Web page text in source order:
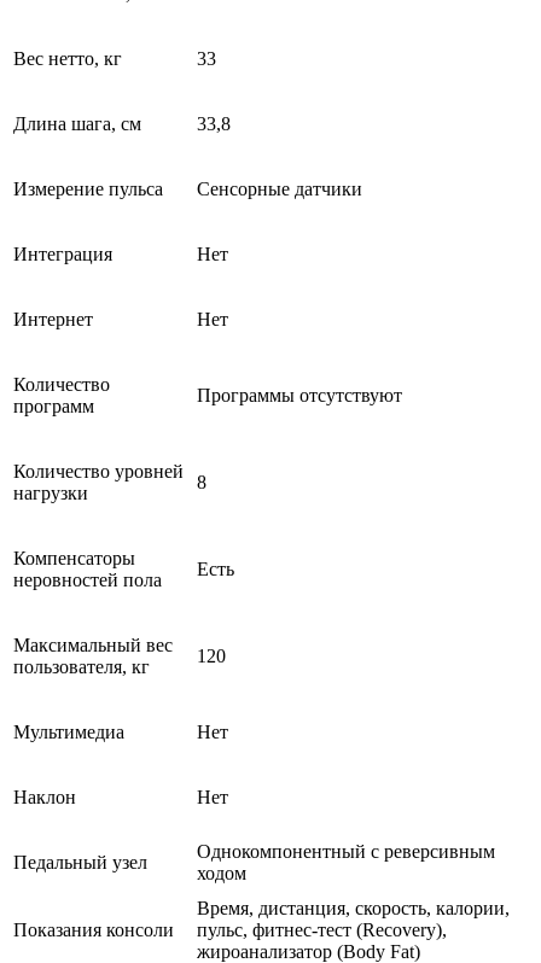
Вес нетто, кг 33
Длина шага, см 33,8
Измерение пульса Сенсорные датчики
Интеграция Нет
Интернет Нет
Количество
программ
Программы отсутствуют
Количество уровней
нагрузки
8
Компенсаторы
неровностей пола
Есть
Максимальный вес
пользователя, кг
120
Мультимедиа Нет
Наклон Нет
Педальный узел
Однокомпонентный с реверсивным
ходом
Показания консоли
Время, дистанция, скорость, калории,
пульс, фитнес-тест (Recovery),
жироанализатор (Body Fat)